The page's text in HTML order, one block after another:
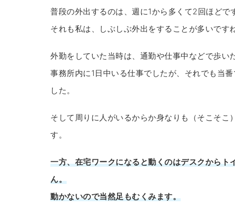
普段の外出するのは、週に1から多くて2回ほどで
それも私は、しぶしぶ外出をすることが多いですね
外勤をしていた当時は、通勤や仕事中などで歩い
事務所内に1日中いる仕事でしたが、それでも当
した。
そして周りに人がいるからか身なりも（そこそこ
す。
一方、在宅ワークになると動くのはデスクから
ん。
動かないので当然足もむくみます。